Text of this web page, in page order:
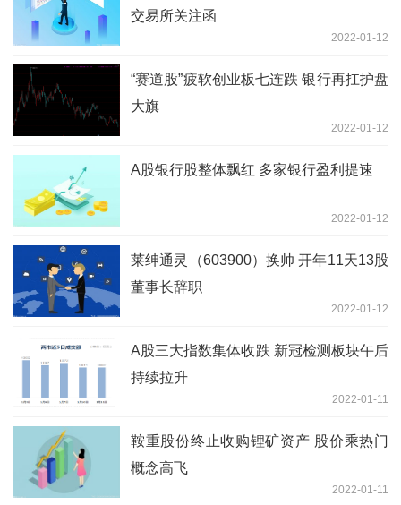
交易所关注函
2022-01-12
“赛道股”疲软创业板七连跌 银行再扛护盘
大旗
2022-01-12
A股银行股整体飘红 多家银行盈利提速
2022-01-12
莱绅通灵（603900）换帅 开年11天13股
董事长辞职
2022-01-12
A股三大指数集体收跌 新冠检测板块午后
持续拉升
2022-01-11
鞍重股份终止收购锂矿资产 股价乘热门
概念高飞
2022-01-11